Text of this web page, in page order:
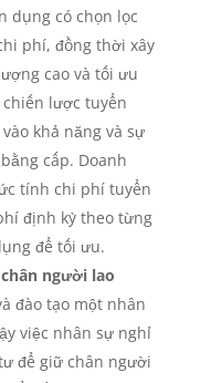
dụng có chọn lọc
phí, đồng thời xây
cao và tối ưu
lược tuyển
khả năng và sự
cấp. Doanh
tính chi phí tuyển
định kỳ theo từng
để tối ưu.
người lao
đào tạo một nhân
việc nhân sự nghỉ
để giữ chân người